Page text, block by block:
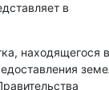
в
находящегося в